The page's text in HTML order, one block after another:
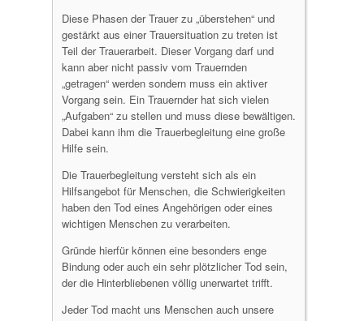
Diese Phasen der Trauer zu „überstehen“ und
gestärkt aus einer Trauersituation zu treten ist
Teil der Trauerarbeit. Dieser Vorgang darf und
kann aber nicht passiv vom Trauernden
„getragen“ werden sondern muss ein aktiver
Vorgang sein. Ein Trauernder hat sich vielen
„Aufgaben“ zu stellen und muss diese bewältigen.
Dabei kann ihm die Trauerbegleitung eine große
Hilfe sein.
Die Trauerbegleitung versteht sich als ein
Hilfsangebot für Menschen, die Schwierigkeiten
haben den Tod eines Angehörigen oder eines
wichtigen Menschen zu verarbeiten.
Gründe hierfür können eine besonders enge
Bindung oder auch ein sehr plötzlicher Tod sein,
der die Hinterbliebenen völlig unerwartet trifft.
Jeder Tod macht uns Menschen auch unsere